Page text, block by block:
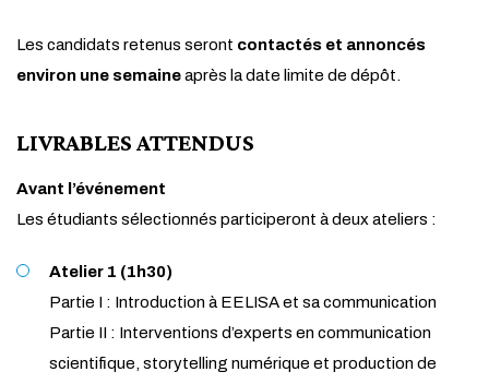
Les candidats retenus seront contactés et annoncés
environ une semaineaprès la date limite de dépôt.
LIVRABLES ATTENDUS
Avant l’événement
Les étudiants sélectionnés participeront à deux ateliers :
Atelier 1 (1h30)
Partie I : Introduction à EELISA et sa communication
Partie II : Interventions d’experts en communication
scientifique, storytelling numérique et production de